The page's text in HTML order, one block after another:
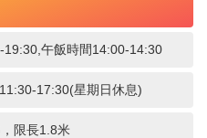
19:30,午飯時間14:00-14:30
17:30(星期日休息)
限長1.8米